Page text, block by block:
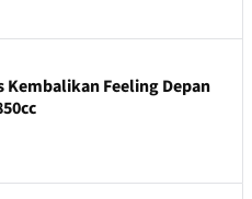
Kembalikan Feeling Depan